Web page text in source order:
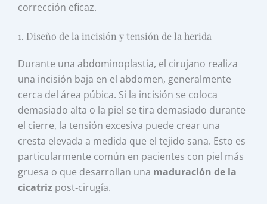
corrección eficaz.
1. Diseño de la incisión y tensión de la herida
Durante una abdominoplastia, el cirujano realiza
una incisión baja en el abdomen, generalmente
cerca del área púbica. Si la incisión se coloca
demasiado alta o la piel se tira demasiado durante
el cierre, la tensión excesiva puede crear una
cresta elevada a medida que el tejido sana. Esto es
particularmente común en pacientes con piel más
gruesa o que desarrollan una maduración de la
cicatriz post‑cirugía.